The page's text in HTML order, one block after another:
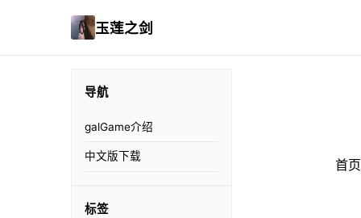
玉莲之剑
导航
galGame介绍
中文版下载
标签
首